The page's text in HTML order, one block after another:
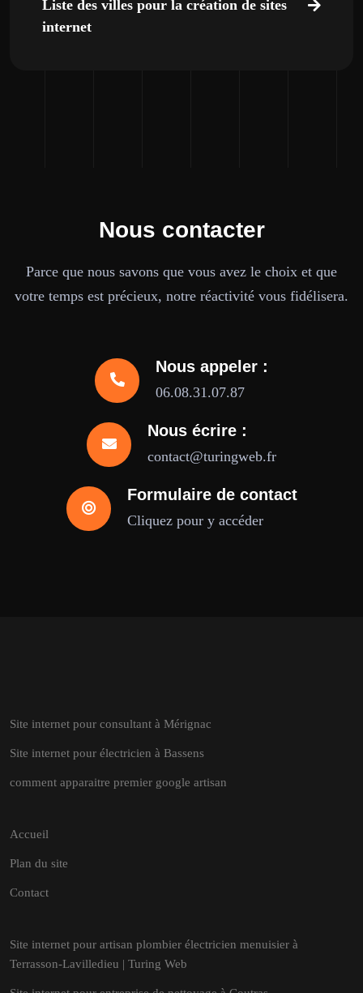
Liste des villes pour la création de sites
internet
Nous contacter
Parce que nous savons que vous avez le choix et que
votre temps est précieux, notre réactivité vous fidélisera.
Nous appeler :
06.08.31.07.87
Nous écrire :
contact@turingweb.fr
Formulaire de contact
Cliquez pour y accéder
Site internet pour consultant à Mérignac
Site internet pour électricien à Bassens
comment apparaitre premier google artisan
Accueil
Plan du site
Contact
Site internet pour artisan plombier électricien menuisier à
Terrasson-Lavilledieu | Turing Web